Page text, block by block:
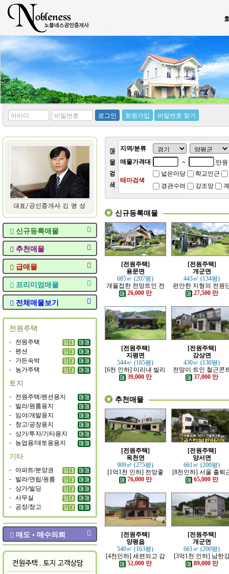
*
아
디
*
비
번
호
로그인 회원가입 비밀번호 찾기
신규등록매물
추천매물
급매물
프리미엄매물
전체매물보기
전원주택
- 전원주택
- 펜션
- 가든숙박
- 농가주택
토지
- 전원주택/펜션용지
- 빌라/원룸용지
- 임야/개발용지
- 창고/공장용지
- 상가/투자/기타용지
- 농업용/대토용용지
기타
- 아파트/분양권
- 빌라/연립/원룸
- 상가/빌딩
- 사무실
- 공장/창고
매도 • 매수의뢰
지역/분류
매물가격대
~ 만원
테마검색
넓은마당 학교인근
경관수려
강조망
신규등록매물
[전원주택]
용문면
685㎡ (207평)
개울접한 전망트인 전
원주택
26,000 만
[전원주택]
개군면
443㎡ (134평)
편안한 지형의 전원
지 내의 주택
27,500 만
[전원주택]
지평면
544㎡ (165평)
[6천 인하] 미리내 빌리
지에 위치한 전원주택
39,000 만
[전원주택]
강상면
430㎡ (130평)
전망이 트인 철근콘
리트 신축 주택
37,000 만
추천매물
[전원주택]
옥천면
909㎡ (275평)
[1억1천 인하] 전망좋
고 력셔리한 단층 철콘
전원주택
76,000 만
[전원주택]
양서면
661㎡ (200평)
[8천인하] 서울 출퇴
가능한 잘 지은 고급
65,000 만
[전원주택]
양평읍
540㎡ (163평)
[4천인하] 세련되고 감
각적인 모던한 전원주
52,000 만
[전원주택]
개군면
661㎡ (200평)
[3억1천 인하] 남한
조망 좋은 모던한 고
전원주택
89,000 만